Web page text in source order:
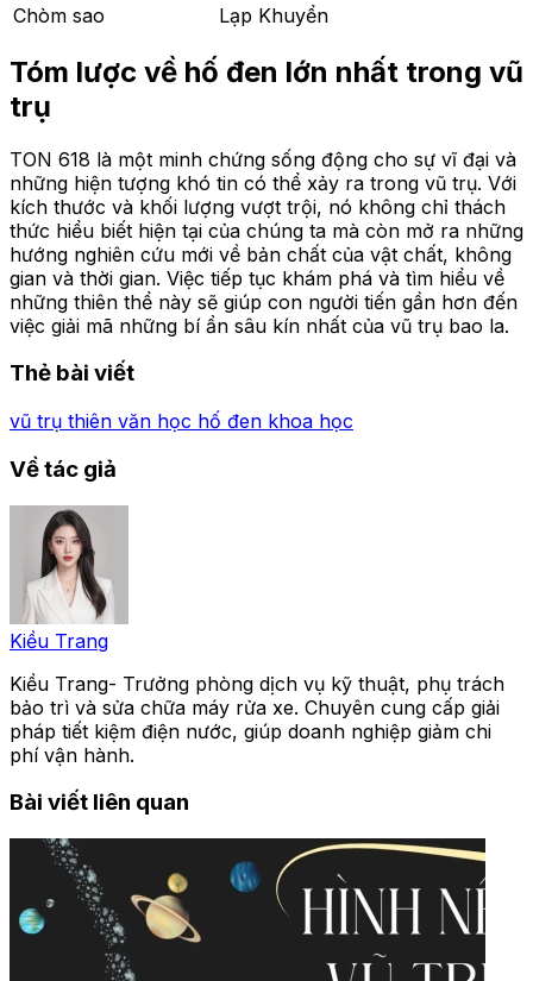
Chòm sao
Lạp Khuyển
Tóm lược về hố đen lớn nhất trong vũ
trụ
TON 618 là một minh chứng sống động cho sự vĩ đại và
những hiện tượng khó tin có thể xảy ra trong vũ trụ. Với
kích thước và khối lượng vượt trội, nó không chỉ thách
thức hiểu biết hiện tại của chúng ta mà còn mở ra những
hướng nghiên cứu mới về bản chất của vật chất, không
gian và thời gian. Việc tiếp tục khám phá và tìm hiểu về
những thiên thể này sẽ giúp con người tiến gần hơn đến
việc giải mã những bí ẩn sâu kín nhất của vũ trụ bao la.
Thẻ bài viết
vũ trụ thiên văn học hố đen khoa học
Về tác giả
Kiều Trang
Kiều Trang- Trưởng phòng dịch vụ kỹ thuật, phụ trách
bảo trì và sửa chữa máy rửa xe. Chuyên cung cấp giải
pháp tiết kiệm điện nước, giúp doanh nghiệp giảm chi
phí vận hành.
Bài viết liên quan